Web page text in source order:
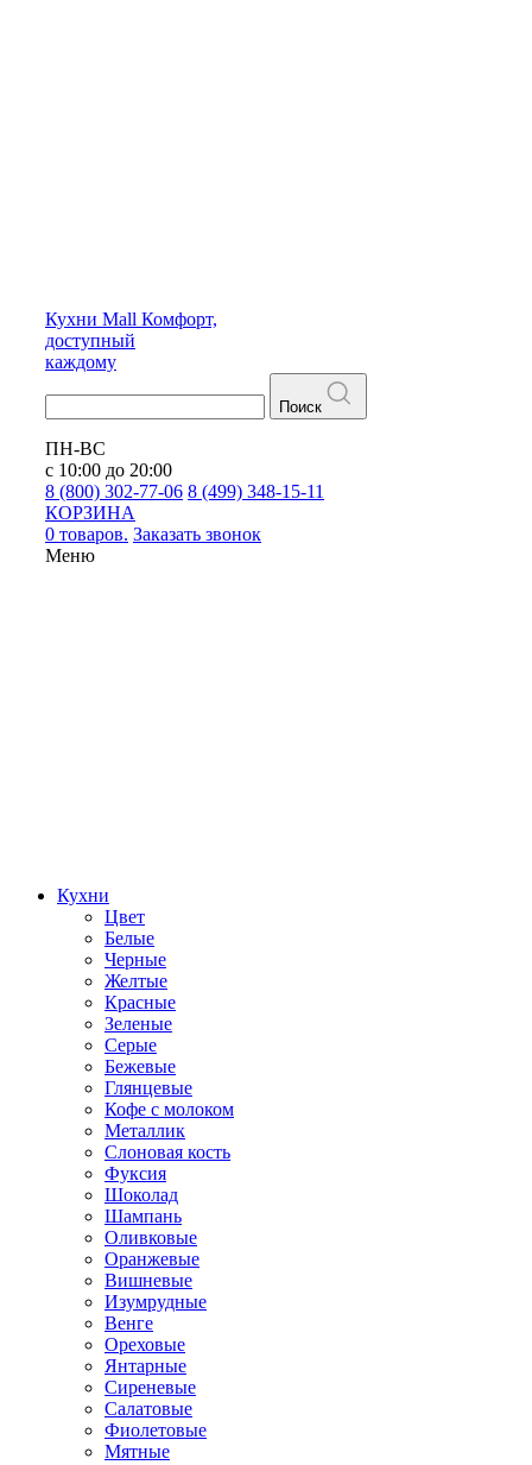
Кухни Mall Комфорт,
доступный
каждому
Поиск
ПН-ВС
с 10:00 до 20:00
8 (800) 302-77-06 8 (499) 348-15-11
КОРЗИНА
0 товаров. Заказать звонок
Меню
Кухни
Цвет
Белые
Черные
Желтые
Красные
Зеленые
Серые
Бежевые
Глянцевые
Кофе с молоком
Металлик
Слоновая кость
Фуксия
Шоколад
Шампань
Оливковые
Оранжевые
Вишневые
Изумрудные
Венге
Ореховые
Янтарные
Сиреневые
Салатовые
Фиолетовые
Мятные